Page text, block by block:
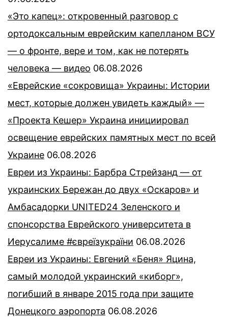
«Это капец»: откровенный разговор с
ортодоксальным еврейским капелланом ВСУ
— о фронте, вере и том, как не потерять
человека — видео 06.08.2026
«Еврейские «сокровища» Украины: Истории
мест, которые должен увидеть каждый» —
«Проекта Кешер» Украина инициировал
освещение еврейских памятных мест по всей
Украине 06.08.2026
Евреи из Украины: Барбра Стрейзанд — от
украинских Бережан до двух «Оскаров» и
Амбасадорки UNITED24 Зеленского и
спонсорства Еврейского университета в
Иерусалиме #євреїзукраїни 06.08.2026
Евреи из Украины: Евгений «Беня» Яцина,
самый молодой украинский «киборг»,
погибший в январе 2015 года при защите
Донецкого аэропорта 06.08.2026